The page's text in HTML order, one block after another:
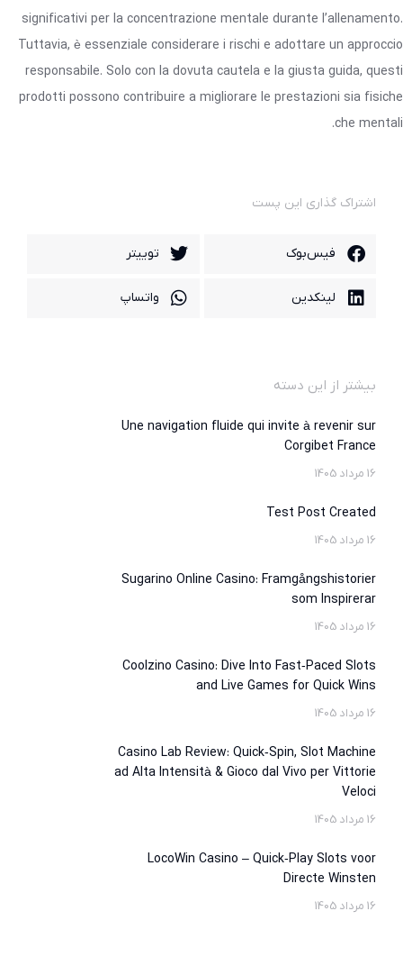
significativi per la concentrazione mentale durante l’allenamento.
Tuttavia, è essenziale considerare i rischi e adottare un approccio
responsabile. Solo con la dovuta cautela e la giusta guida, questi
prodotti possono contribuire a migliorare le prestazioni sia fisiche
che mentali.
اشتراک گذاری این پست
فیس‌بوک توییتر
لینکدین واتساپ
بیشتر از این دسته
Une navigation fluide qui invite à revenir sur
Corgibet France
16 مرداد 1405
Test Post Created
16 مرداد 1405
Sugarino Online Casino: Framgångshistorier
som Inspirerar
16 مرداد 1405
Coolzino Casino: Dive Into Fast‑Paced Slots
and Live Games for Quick Wins
16 مرداد 1405
Casino Lab Review: Quick‑Spin, Slot Machine
ad Alta Intensità & Gioco dal Vivo per Vittorie
Veloci
16 مرداد 1405
LocoWin Casino – Quick‑Play Slots voor
Directe Winsten
16 مرداد 1405